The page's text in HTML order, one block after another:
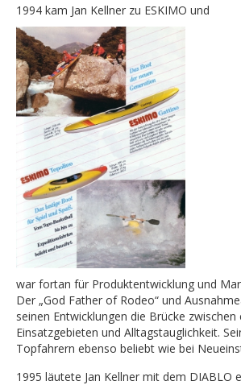
1994 kam Jan Kellner zu ESKIMO und
war fortan für Produktentwicklung und
Der „God Father of Rodeo“ und
seinen Entwicklungen die Brücke zwischen
Einsatzgebieten und Alltagstauglichkeit.
Topfahrern ebenso beliebt wie bei
1995 läutete Jan Kellner mit dem DIABLO